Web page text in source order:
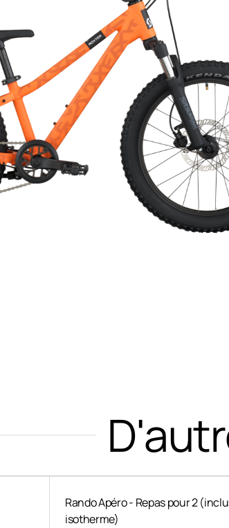
Rando Apéro - Repas pour 2
isotherme)